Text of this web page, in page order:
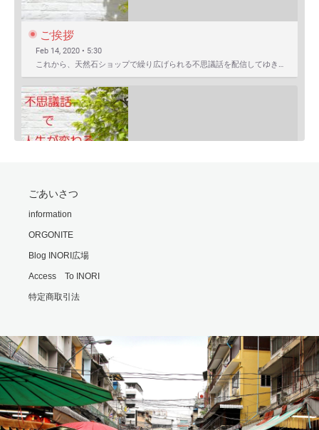
RSS FEED
SHARE
EMBED
ご挨拶
Feb 14, 2020 • 5:30
これから、天然石ショップで繰り広げられる不思議話を配信してゆきます。 まずは自己紹介を含めたご挨拶か…
モリオンは明智小五郎
勘違いの霊
Feb 25, 2020 • 6:00
霊の世界では時間や形の概念がないといます。 それもまた不便なもんだと思います・・・ ※内容は普段配信…
ごあいさつ
information
ORGONITE
Blog INORI広場
Access To INORI
特定商取引法